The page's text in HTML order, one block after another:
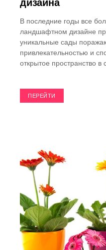
дизайна
В последние годы все
ландшафтном дизайне
уникальные сады
привлекательностью и
открытое пространство в
ПЕРЕЙТИ